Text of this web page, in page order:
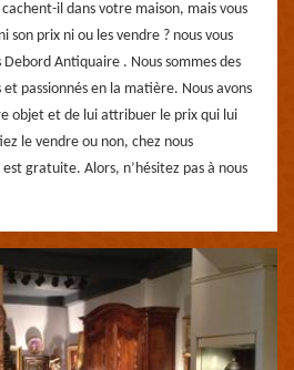
il dans votre maison, mais vous
son prix ni ou les vendre ? nous vous
Antiquaire . Nous sommes des
passionnés en la matière. Nous avons
objet et de lui attribuer le prix qui lui
le vendre ou non, chez nous
gratuite. Alors, n’hésitez pas à nous